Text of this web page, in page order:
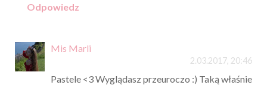
Odpowiedz
Mis Marli
2.03.2017, 20:46
Pastele <3 Wyglądasz przeuroczo :) Taką właśnie